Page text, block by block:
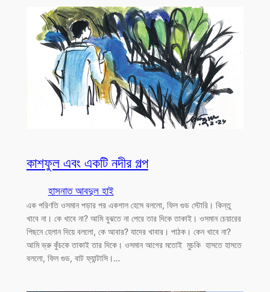
কাশফুল এবং একটি নদীর গল্প
হাসনাত আবদুল হাই
এক পরিণতি ওসমান পড়ার পর একগাল হেসে বললো, ফিল গুড স্টোরি। কিন্তু
খাবে না। কে খাবে না? আমি বুঝতে না পেরে তার দিকে তাকাই। ওসমান চেয়ারের
পিছনে হেলান দিয়ে বললো, কে আবার? যাদের খাবার। পাঠক। কেন খাবে না?
আমি ভ্রু কুঁচকে তাকাই তার দিকে। ওসমান আগের মতোই মুচকি হাসতে হাসতে
বললো, ফিল গুড, বাট ফ্যান্টাসি।…